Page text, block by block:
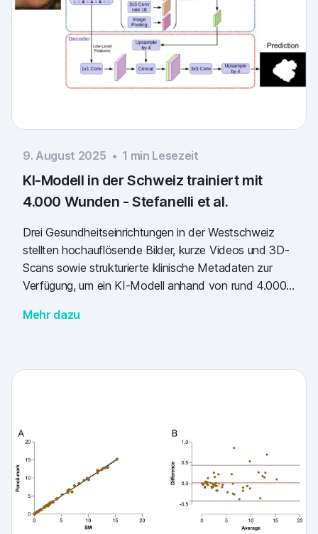
9. August 2025 • 1 min Lesezeit
KI-Modell in der Schweiz trainiert mit
4.000 Wunden - Stefanelli et al.
Drei Gesundheitseinrichtungen in der Westschweiz
stellten hochauflösende Bilder, kurze Videos und 3D-
Scans sowie strukturierte klinische Metadaten zur
Verfügung, um ein KI-Modell anhand von rund 4.000
erfassen kann.
Mehr dazu